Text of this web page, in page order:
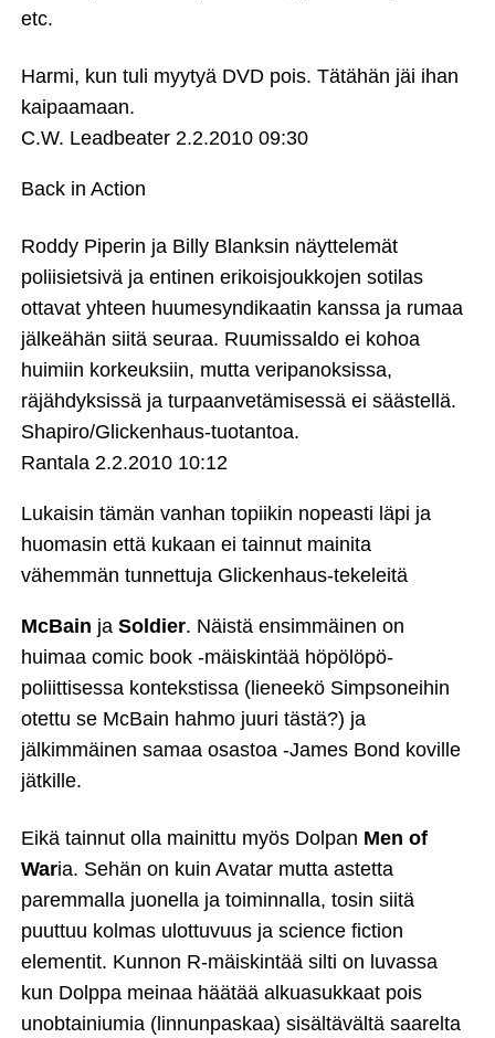
etc.
Harmi, kun tuli myytyä DVD pois. Tätähän jäi ihan
kaipaamaan.
C.W. Leadbeater 2.2.2010 09:30
Back in Action
Roddy Piperin ja Billy Blanksin näyttelemät
poliisietsivä ja entinen erikoisjoukkojen sotilas
ottavat yhteen huumesyndikaatin kanssa ja rumaa
jälkeähän siitä seuraa. Ruumissaldo ei kohoa
huimiin korkeuksiin, mutta veripanoksissa,
räjähdyksissä ja turpaanvetämisessä ei säästellä.
Shapiro/Glickenhaus-tuotantoa.
Rantala 2.2.2010 10:12
Lukaisin tämän vanhan topiikin nopeasti läpi ja
huomasin että kukaan ei tainnut mainita
vähemmän tunnettuja Glickenhaus-tekeleitä
McBain ja Soldier. Näistä ensimmäinen on
huimaa comic book ‑mäiskintää höpölöpö-
poliittisessa kontekstissa (lieneekö Simpsoneihin
otettu se McBain hahmo juuri tästä?) ja
jälkimmäinen samaa osastoa ‑James Bond koville
jätkille.
Eikä tainnut olla mainittu myös Dolpan Men of
Waria. Sehän on kuin Avatar mutta astetta
paremmalla juonella ja toiminnalla, tosin siitä
puuttuu kolmas ulottuvuus ja science fiction
elementit. Kunnon R-mäiskintää silti on luvassa
kun Dolppa meinaa häätää alkuasukkaat pois
unobtainiumia (linnunpaskaa) sisältävältä saarelta